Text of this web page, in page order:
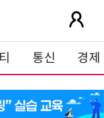
통신 경제